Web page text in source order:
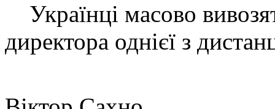
Українці масово
директора однієї з